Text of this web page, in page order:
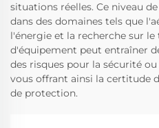
situations réelles. Ce niveau
dans des domaines tels que
l'énergie et la recherche sur
d'équipement peut entraîner
des risques pour la sécurité
vous offrant ainsi la certitude
de protection.